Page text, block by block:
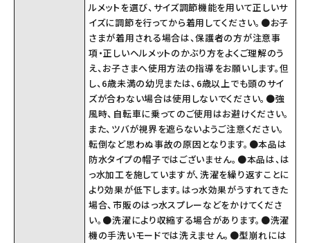
ルメットを選び、サイズ調節機能を用いて正しいサ
イズに調節を行ってから着用してください。●お子
さまが着用される場合は、保護者の方が注意事
項・正しいヘルメットのかぶり方をよくご理解のう
え、お子さまへ使用方法の指導をお願いします。但
し、6歳未満の幼児または、6歳以上でも頭のサイ
ズが合わない場合は使用しないでください。●強
風時、自転車に乗ってのご使用はお避けください。
また、ツバが視界を遮らないようご注意ください。
転倒など思わぬ事故の原因となります。●本品は
防水タイプの帽子ではございません。●本品は、は
っ水加工を施していますが、洗濯を繰り返すことに
より効果が低下します。はっ水効果がうすれてきた
場合、市販のはっ水スプレーなどをかけてくださ
い。●洗濯により収縮する場合があります。●洗濯
機の手洗いモードでは洗えません。●型崩れには